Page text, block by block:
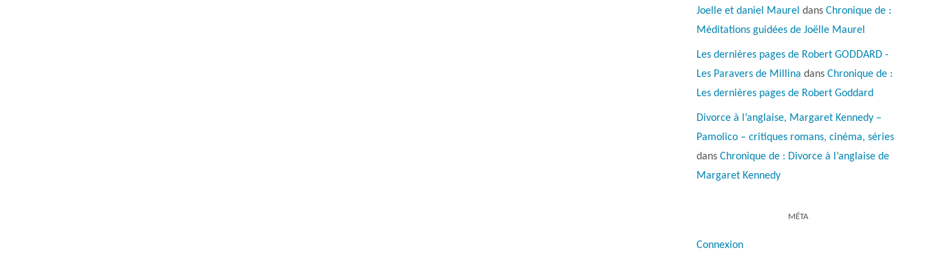
Joelle et daniel Maurel dans Chronique de :
Méditations guidées de Joëlle Maurel
Les dernières pages de Robert GODDARD -
Les Paravers de Millina dans Chronique de :
Les dernières pages de Robert Goddard
Divorce à l’anglaise, Margaret Kennedy –
Pamolico – critiques romans, cinéma, séries
dans Chronique de : Divorce à l’anglaise de
Margaret Kennedy
MÉTA
Connexion